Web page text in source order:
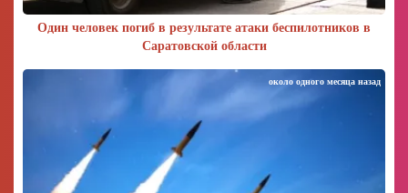
Один человек погиб в результате атаки беспилотников в
Саратовской области
около одного месяца назад